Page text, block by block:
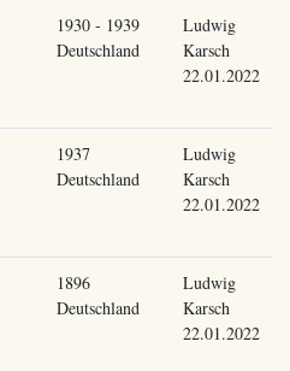
1930 - 1939
Deutschland
Ludwig
Karsch
22.01.2022
1937
Deutschland
Ludwig
Karsch
22.01.2022
1896
Deutschland
Ludwig
Karsch
22.01.2022